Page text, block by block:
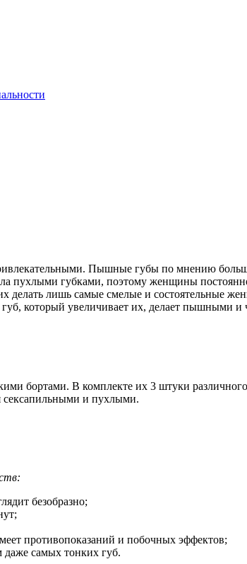
Пышные губы по мнению
пухлыми губками, поэтому женщины
делать лишь самые смелые и состоятельные
губ, который увеличивает их, делает пышными
бортами. В комплекте их 3 штуки
сексапильными и пухлыми.
безобразно;
противопоказаний и побочных эффектов;
даже самых тонких губ.